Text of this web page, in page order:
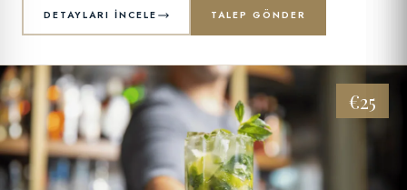
DETAYLARI İNCELE TALEP GÖNDER
€25